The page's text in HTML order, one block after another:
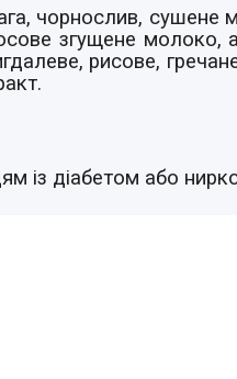
чорнослив,
згущене молоко,
рисове,
із діабетом або